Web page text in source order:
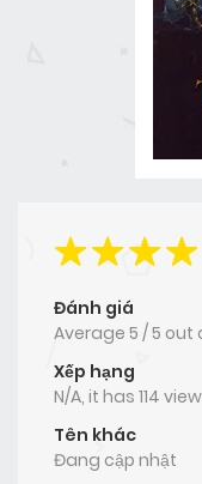
Đánh giá
Average 5 /5 out
Xếp hạng
N/A, it has 114
Tên khác
Đang cập nhật